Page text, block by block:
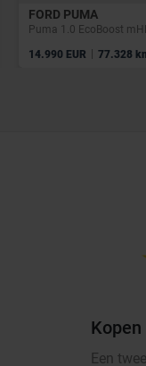
FORD PUMA
Puma 1.0 EcoBoost
14.990 EUR | 77.328
Kopen
Een